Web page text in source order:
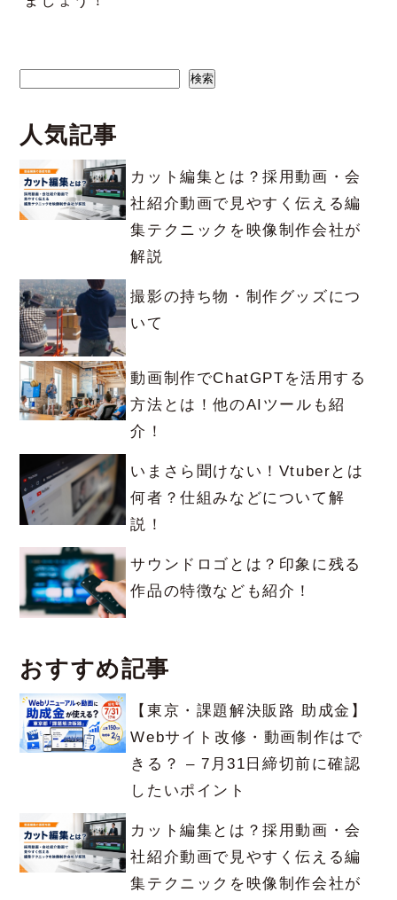
検索
人気記事
カット編集とは？採用動画・会
社紹介動画で見やすく伝える編
集テクニックを映像制作会社が
解説
撮影の持ち物・制作グッズにつ
いて
動画制作でChatGPTを活用する
方法とは！他のAIツールも紹
介！
いまさら聞けない！Vtuberとは
何者？仕組みなどについて解
説！
サウンドロゴとは？印象に残る
作品の特徴なども紹介！
おすすめ記事
【東京・課題解決販路 助成金】
Webサイト改修・動画制作はで
きる？ – 7月31日締切前に確認
したいポイント
カット編集とは？採用動画・会
社紹介動画で見やすく伝える編
集テクニックを映像制作会社が